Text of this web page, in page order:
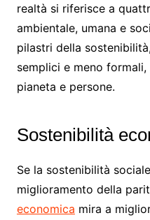
realtà si riferisce a
ambientale, umana e
pilastri della
semplici e meno
pianeta e persone.
Sostenibilità
Se la sostenibilità
miglioramento della
economica mira a